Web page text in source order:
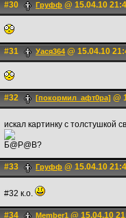
#30 Груфф @ 15.04.10
#31 Уася364 @ 15.04.10
#32 [покормил_афт0ра] @
искал картинку с толстушкой
Б@Р@В?
#33 Груфф @ 15.04.10
#32 к.о.
#34 Member1 @ 15.04.10